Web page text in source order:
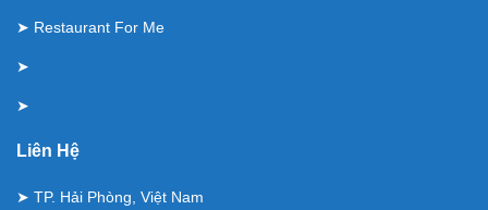
➤ Restaurant For Me
➤
➤
Liên Hệ
➤ TP. Hải Phòng, Việt Nam